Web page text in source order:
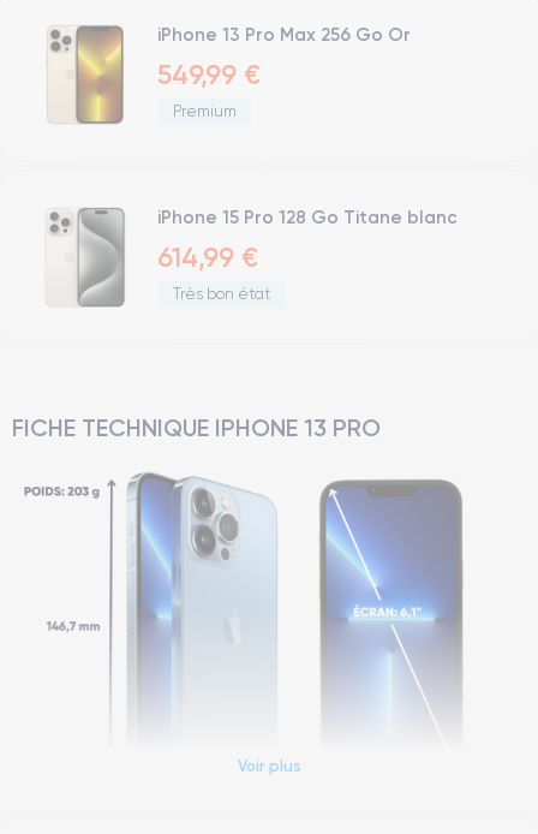
iPhone 13 Pro Max 256 Go Or
549,99 €
Premium
iPhone 15 Pro 128 Go Titane blanc
614,99 €
Très bon état
FICHE TECHNIQUE IPHONE 13 PRO
Voir plus